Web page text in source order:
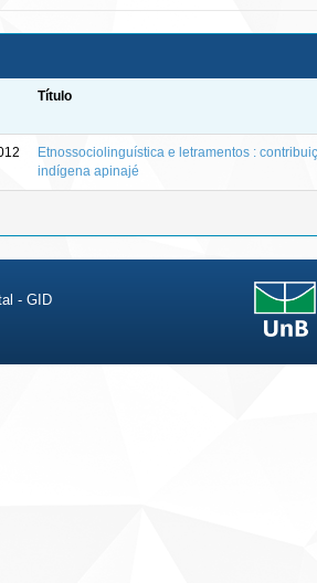
Título
Etnossociolinguística e letramentos :
indígena apinajé
- GID